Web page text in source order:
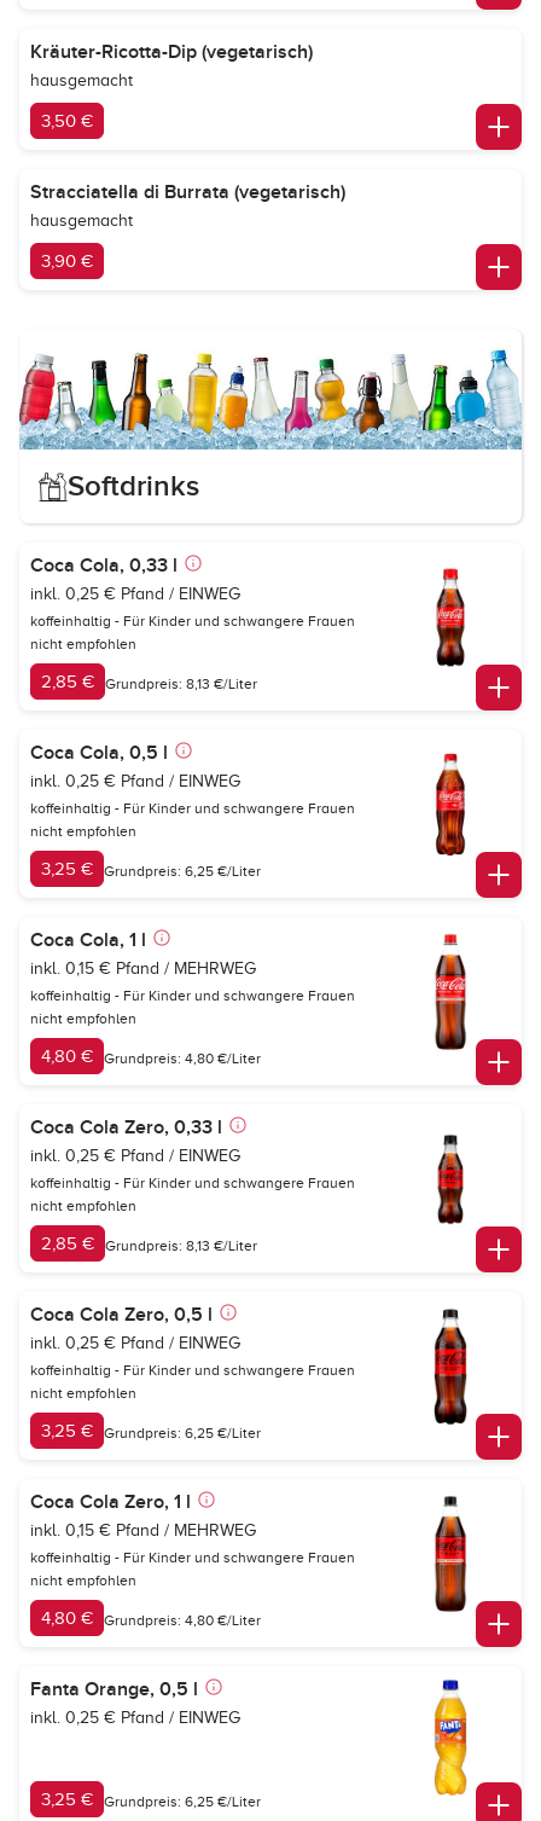
Kräuter-Ricotta-Dip (vegetarisch)
hausgemacht
3,50 €
Stracciatella di Burrata (vegetarisch)
hausgemacht
3,90 €
Softdrinks
Coca Cola, 0,33 l
inkl. 0,25 € Pfand / EINWEG
koffeinhaltig - Für Kinder und schwangere Frauen
nicht empfohlen
2,85 € Grundpreis: 8,13 €/Liter
Coca Cola, 0,5 l
inkl. 0,25 € Pfand / EINWEG
koffeinhaltig - Für Kinder und schwangere Frauen
nicht empfohlen
3,25 € Grundpreis: 6,25 €/Liter
Coca Cola, 1 l
inkl. 0,15 € Pfand / MEHRWEG
koffeinhaltig - Für Kinder und schwangere Frauen
nicht empfohlen
4,80 € Grundpreis: 4,80 €/Liter
Coca Cola Zero, 0,33 l
inkl. 0,25 € Pfand / EINWEG
koffeinhaltig - Für Kinder und schwangere Frauen
nicht empfohlen
2,85 € Grundpreis: 8,13 €/Liter
Coca Cola Zero, 0,5 l
inkl. 0,25 € Pfand / EINWEG
koffeinhaltig - Für Kinder und schwangere Frauen
nicht empfohlen
3,25 € Grundpreis: 6,25 €/Liter
Coca Cola Zero, 1 l
inkl. 0,15 € Pfand / MEHRWEG
koffeinhaltig - Für Kinder und schwangere Frauen
nicht empfohlen
4,80 € Grundpreis: 4,80 €/Liter
Fanta Orange, 0,5 l
inkl. 0,25 € Pfand / EINWEG
3,25 € Grundpreis: 6,25 €/Liter